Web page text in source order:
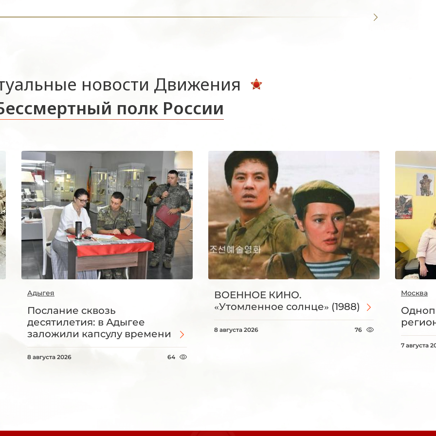
новости Движения
полк России
Адыгея
Послание сквозь
десятилетия: в Адыгее
заложили капсулу времени
8 августа 2026 64
ВОЕННОЕ КИНО.
«Утомленное солнце» (1988)
8 августа 2026 76
Москва
7 августа